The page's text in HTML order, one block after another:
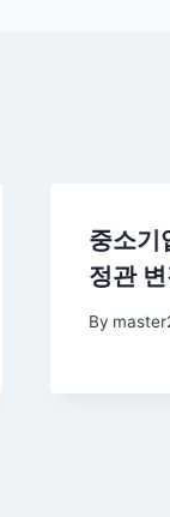
중소기
정관
By